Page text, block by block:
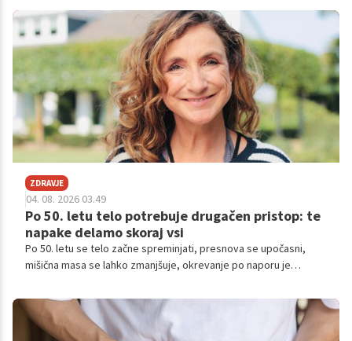
ZDRAVJE
04. 08. 2026 03.49
Po 50. letu telo potrebuje drugačen pristop: te
napake delamo skoraj vsi
Po 50. letu se telo začne spreminjati, presnova se upočasni,
mišična masa se lahko zmanjšuje, okrevanje po naporu je
in spanju.